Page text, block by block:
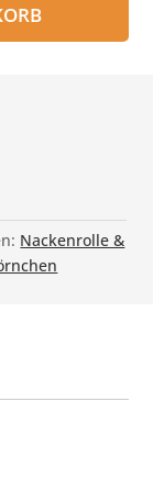
Nackenrolle &